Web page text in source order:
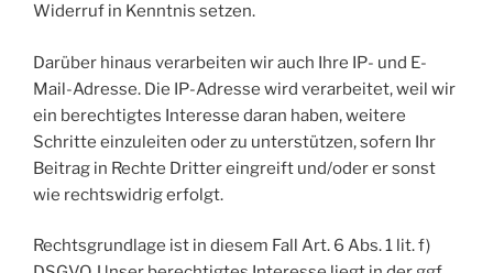
Widerruf in Kenntnis setzen.
Darüber hinaus verarbeiten wir auch Ihre IP- und E-
Mail-Adresse. Die IP-Adresse wird verarbeitet, weil wir
ein berechtigtes Interesse daran haben, weitere
Schritte einzuleiten oder zu unterstützen, sofern Ihr
Beitrag in Rechte Dritter eingreift und/oder er sonst
wie rechtswidrig erfolgt.
Rechtsgrundlage ist in diesem Fall Art. 6 Abs. 1 lit. f)